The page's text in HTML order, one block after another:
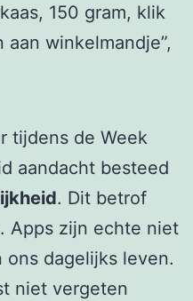
150 gram, klik
winkelmandje”,
tijdens de Week
aandacht besteed
. Dit betrof
Apps zijn echte niet
dagelijks leven.
niet vergeten